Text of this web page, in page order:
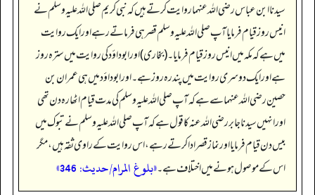
سیدنا ابن عباس رضی اللہ عنہما روایت کرتے ہیں کہ نبی کریم صلی اللہ علیہ وسلم نے
انیس روز قیام فرمایا آپ صلی اللہ علیہ وسلم قصر ہی فرماتے رہے اور ایک روایت
میں ہے کہ مکہ میں انیس روز قیام فرمایا۔ (بخاری) اور ابوداؤد کی روایت میں سترہ روز
ہے اور ایک دوسری روایت میں پندرہ روز ہے۔ اور ابوداؤد میں ہی عمران بن
حصین رضی اللہ عنہما سے ہے کہ آپ صلی اللہ علیہ وسلم کی مدت قیام اٹھارہ دن تھی
اور انہیں سیدنا جابر رضی اللہ عنہ کا قول ہے کہ آپ صلی اللہ علیہ وسلم نے تبوک میں
بیس دن قیام فرمایا اور نماز قصر ادا کرتے رہے، اس روایت کے راوی ثقہ ہیں، مگر
اس کے موصول ہونے میں اختلاف ہے۔«بلوغ المرام/حدیث: 346»